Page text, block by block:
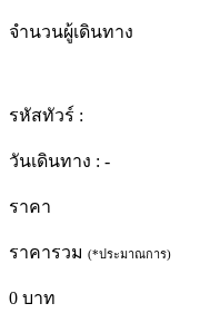
จำนวนผู้เดินทาง
รหัสทัวร์ :
วันเดินทาง : -
ราคา
ราคารวม (*ประมาณการ)
0 บาท